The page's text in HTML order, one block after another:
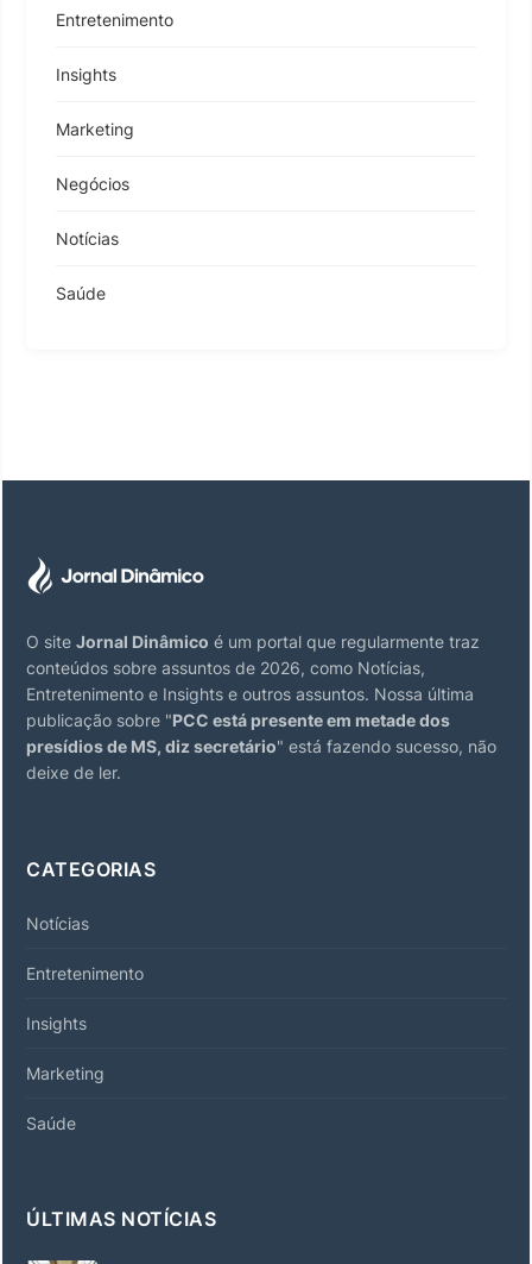
Entretenimento
Insights
Marketing
Negócios
Notícias
Saúde
O site Jornal Dinâmico é um portal que regularmente traz
conteúdos sobre assuntos de 2026, como Notícias,
Entretenimento e Insights e outros assuntos. Nossa última
publicação sobre "PCC está presente em metade dos
presídios de MS, diz secretário" está fazendo sucesso, não
deixe de ler.
CATEGORIAS
Notícias
Entretenimento
Insights
Marketing
Saúde
ÚLTIMAS NOTÍCIAS